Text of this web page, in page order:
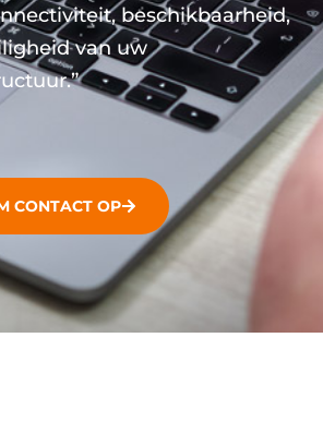
beschikbaarheid,
van uw
CONTACT OP